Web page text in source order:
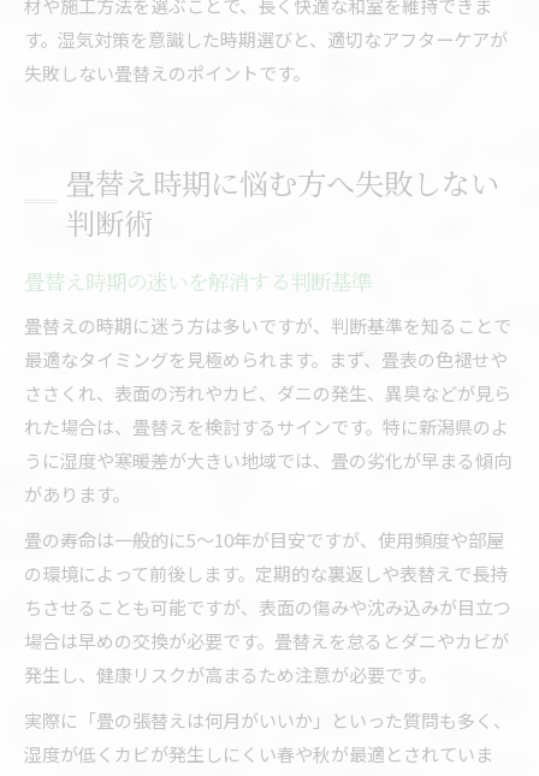
材や施工方法を選ぶことで、長く快適な和室を維持できま
す。湿気対策を意識した時期選びと、適切なアフターケアが
失敗しない畳替えのポイントです。
畳替え時期に悩む方へ失敗しない
判断術
畳替え時期の迷いを解消する判断基準
畳替えの時期に迷う方は多いですが、判断基準を知ることで
最適なタイミングを見極められます。まず、畳表の色褪せや
ささくれ、表面の汚れやカビ、ダニの発生、異臭などが見ら
れた場合は、畳替えを検討するサインです。特に新潟県のよ
うに湿度や寒暖差が大きい地域では、畳の劣化が早まる傾向
があります。
畳の寿命は一般的に5～10年が目安ですが、使用頻度や部屋
の環境によって前後します。定期的な裏返しや表替えで長持
ちさせることも可能ですが、表面の傷みや沈み込みが目立つ
場合は早めの交換が必要です。畳替えを怠るとダニやカビが
発生し、健康リスクが高まるため注意が必要です。
実際に「畳の張替えは何月がいいか」といった質問も多く、
湿度が低くカビが発生しにくい春や秋が最適とされていま